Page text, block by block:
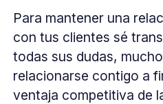
Para mantener una
con tus clientes sé
todas sus dudas,
relacionarse contigo a
ventaja competitiva de